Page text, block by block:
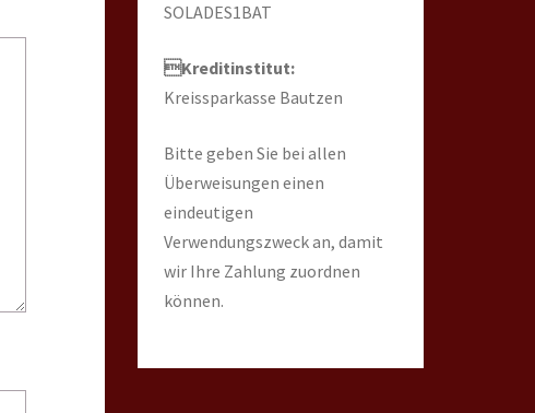
SOLADES1BAT
Kreditinstitut:
Kreissparkasse Bautzen
Bitte geben Sie bei allen
Überweisungen einen
eindeutigen
Verwendungszweck an, damit
wir Ihre Zahlung zuordnen
können.